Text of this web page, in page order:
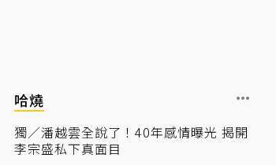
哈燒
獨／潘越雲全說了！40年感情曝光 揭開
李宗盛私下真面目